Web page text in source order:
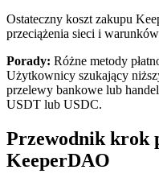
Pożyczki
Usługa pożyczek
Ostateczny koszt zakupu
przeciążenia sieci i
Porady: Różne metody
Użytkownicy szukający
przelewy bankowe lub
USDT lub USDC.
Przewodnik krok
KeeperDAO